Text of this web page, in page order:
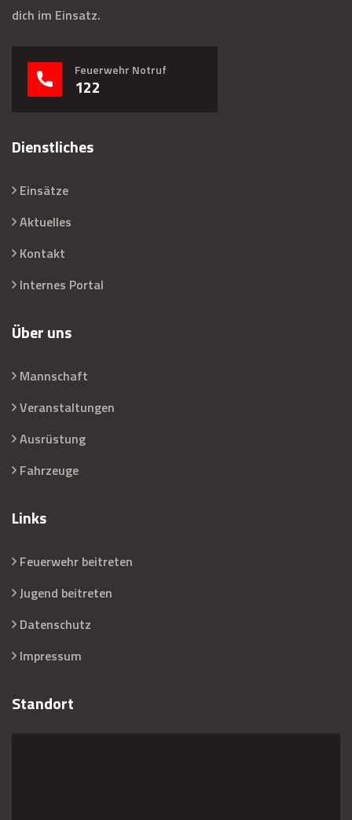
dich im Einsatz.
Feuerwehr Notruf
122
Dienstliches
Einsätze
Aktuelles
Kontakt
Internes Portal
Über uns
Mannschaft
Veranstaltungen
Ausrüstung
Fahrzeuge
Links
Feuerwehr beitreten
Jugend beitreten
Datenschutz
Impressum
Standort